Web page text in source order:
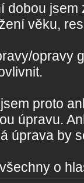
dobou jsem
věku,
opravy
proto
úpravu.
úprava by
o